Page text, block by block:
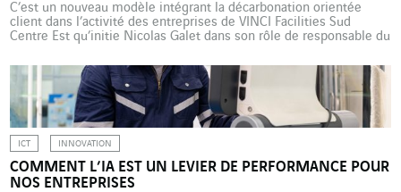
C’est un nouveau modèle intégrant la décarbonation orientée
client dans l’activité des entreprises de VINCI Facilities Sud
Centre Est qu’initie Nicolas Galet dans son rôle de responsable du
est un mot qui compte pour Nicolas Galet, c’est « collectif ». Rien
d’étonnant pour cet ancien joueur de football de haut […]
ICT INNOVATION
COMMENT L’IA EST UN LEVIER DE PERFORMANCE POUR
NOS ENTREPRISES